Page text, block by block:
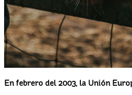
En febrero del 2003, la Unión